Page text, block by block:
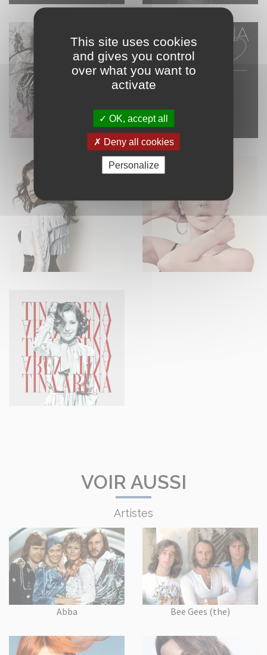
VOIR AUSSI
Artistes
Abba Bee Gees (the)
This site uses cookies
and gives you control
over what you want to
activate
OK, accept all
Deny all cookies
Personalize